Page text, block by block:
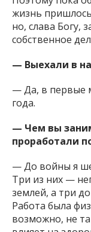
жизнь
но, слава Богу,
собственное
— Выехали в
— Да, в первые
года.
— Чем вы
проработали
— До войны я
Три из них —
землей, а три
Работа была
возможно, не